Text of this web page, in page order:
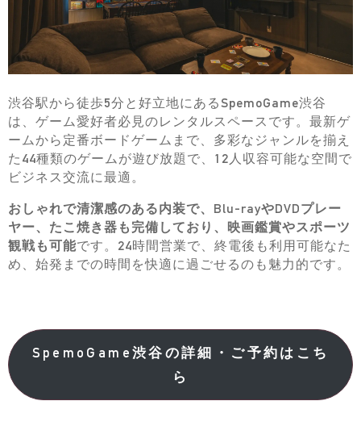
渋谷駅から徒歩5分と好立地にあるSpemoGame渋谷
は、ゲーム愛好者必見のレンタルスペースです。最新ゲ
ームから定番ボードゲームまで、多彩なジャンルを揃え
た44種類のゲームが遊び放題で、12人収容可能な空間で
ビジネス交流に最適。
おしゃれで清潔感のある内装で、Blu-rayやDVDプレー
ヤー、たこ焼き器も完備しており、映画鑑賞やスポーツ
観戦も可能です。24時間営業で、終電後も利用可能なた
め、始発までの時間を快適に過ごせるのも魅力的です。
SpemoGame渋谷の詳細・ご予約はこち
ら